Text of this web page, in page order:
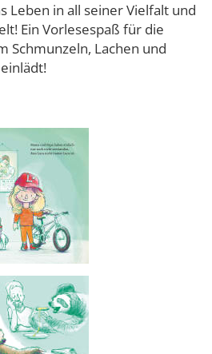
Leben in all seiner Vielfalt und
Ein Vorlesespaß für die
Schmunzeln, Lachen und